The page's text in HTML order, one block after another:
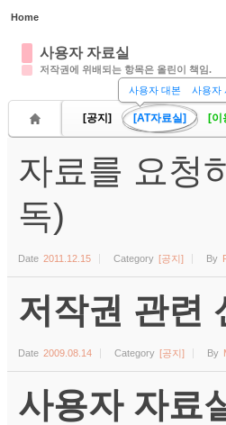
Home
사용자 자료실
저작권에 위배되는 항목은 올린이 책임.
[공지] [AT자료실]
사용자 대본 사용자
[이
자료를 요청
독)
Date 2011.12.15 Category [공지] By
저작권 관련
Date 2009.08.14 Category [공지] By
사용자 자료
Sketchbook5,
Sketchbook5,